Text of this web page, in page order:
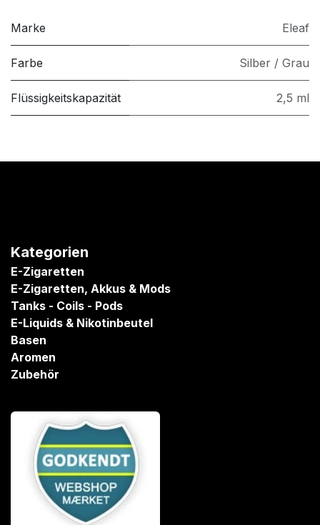
Marke Eleaf
Farbe Silber / Grau
Flüssigkeitskapazität 2,5 ml
Kategorien
E-Zigaretten
E-Zigaretten, Akkus & Mods
Tanks - Coils - Pods
E-Liquids & Nikotinbeutel
Basen
Aromen
Zubehör